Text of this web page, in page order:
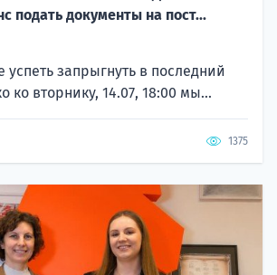
подать документы на пост...
успеть запрыгнуть в последний
ко вторнику, 14.07, 18:00 мы...
1375